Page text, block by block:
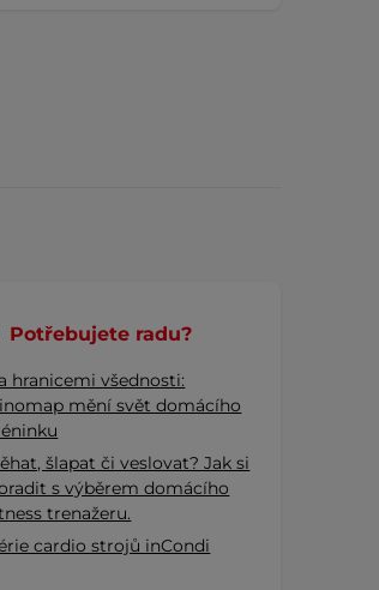
Potřebujete radu?
hranicemi všednosti:
mění svět domácího
šlapat či veslovat? Jak si
s výběrem domácího
trenažeru.
cardio strojů inCondi